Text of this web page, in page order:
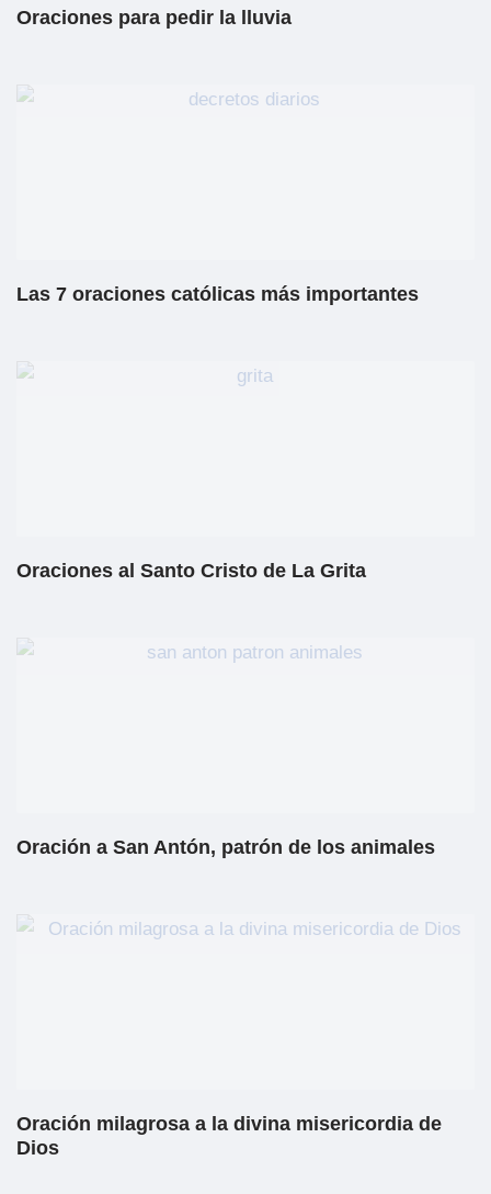
Oraciones para pedir la lluvia
Las 7 oraciones católicas más importantes
Oraciones al Santo Cristo de La Grita
Oración a San Antón, patrón de los animales
Oración milagrosa a la divina misericordia de
Dios